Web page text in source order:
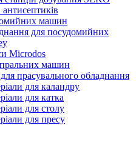
машин
для посудомийних
Microdos
машин
прасувального обладнання
для каландру
для катка
для столу
для пресу